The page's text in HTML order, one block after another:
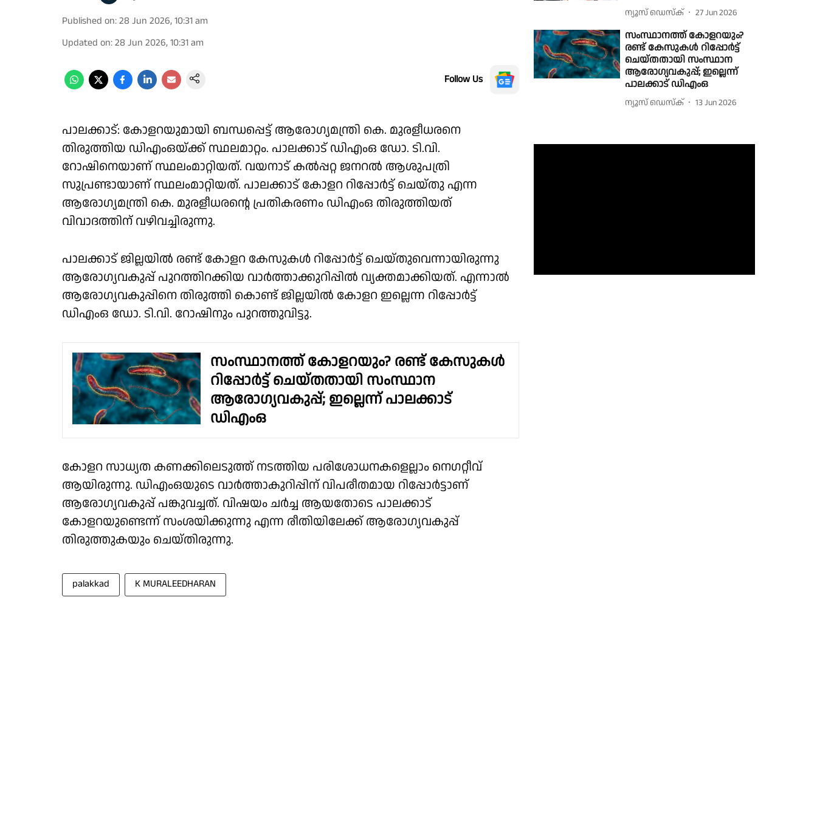
Published on:28 Jun 2026, 10:31 am
Updated on:28 Jun 2026, 10:31 am
Follow Us
പാലക്കാട്: കോളറയുമായി ബന്ധപ്പെട്ട് ആരോഗ്യമന്ത്രി കെ. മുരളീധരനെ
തിരുത്തിയ ഡിഎംഒയ്ക്ക് സ്ഥലമാറ്റം. പാലക്കാട് ഡിഎംഒ ഡോ. ടി.വി.
റോഷിനെയാണ് സ്ഥലംമാറ്റിയത്. വയനാട് കൽപ്പറ്റ ജനറൽ ആശുപത്രി
സുപ്രണ്ടായാണ് സ്ഥലംമാറ്റിയത്. പാലക്കാട് കോളറ റിപ്പോർട്ട് ചെയ്തു എന്ന
ആരോഗ്യമന്ത്രി കെ. മുരളീധരൻ്റെ പ്രതികരണം ഡിഎംഒ തിരുത്തിയത്
വിവാദത്തിന് വഴിവച്ചിരുന്നു.
പാലക്കാട് ജില്ലയിൽ രണ്ട് കോളറ കേസുകൾ റിപ്പോർട്ട് ചെയ്തുവെന്നായിരുന്നു
ആരോഗ്യവകുപ്പ് പുറത്തിറക്കിയ വാർത്താക്കുറിപ്പിൽ വ്യക്തമാക്കിയത്. എന്നാൽ
ആരോഗ്യവകുപ്പിനെ തിരുത്തി കൊണ്ട് ജില്ലയിൽ കോളറ ഇല്ലെന്ന റിപ്പോർട്ട്
ഡിഎംഒ ഡോ. ടി.വി. റോഷിനും പുറത്തുവിട്ടു.
സംസ്ഥാനത്ത് കോളറയും? രണ്ട് കേസുകൾ
റിപ്പോർട്ട് ചെയ്തതായി സംസ്ഥാന
ആരോഗ്യവകുപ്പ്; ഇല്ലെന്ന് പാലക്കാട്
ഡിഎംഒ
കോളറ സാധ്യത കണക്കിലെടുത്ത് നടത്തിയ പരിശോധനകളെല്ലാം നെഗറ്റീവ്
ആയിരുന്നു. ഡിഎംഒയുടെ വാർത്താകുറിപ്പിന് വിപരീതമായ റിപ്പോർട്ടാണ്
ആരോഗ്യവകുപ്പ് പങ്കുവച്ചത്. വിഷയം ചർച്ച ആയതോടെ പാലക്കാട്
കോളറയുണ്ടെന്ന് സംശയിക്കുന്നു എന്ന രീതിയിലേക്ക് ആരോഗ്യവകുപ്പ്
തിരുത്തുകയും ചെയ്തിരുന്നു.
palakkad K MURALEEDHARAN
ന്യൂസ് ഡെസ്ക് 27 Jun 2026
സംസ്ഥാനത്ത് കോളറയും?
രണ്ട് കേസുകൾ റിപ്പോർട്ട്
ചെയ്തതായി സംസ്ഥാന
ആരോഗ്യവകുപ്പ്; ഇല്ലെന്ന്
പാലക്കാട് ഡിഎംഒ
ന്യൂസ് ഡെസ്ക് 13 Jun 2026